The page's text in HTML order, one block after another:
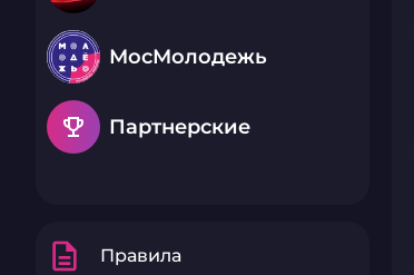
МосМолодежь
emoji_events Партнерские
description Правила